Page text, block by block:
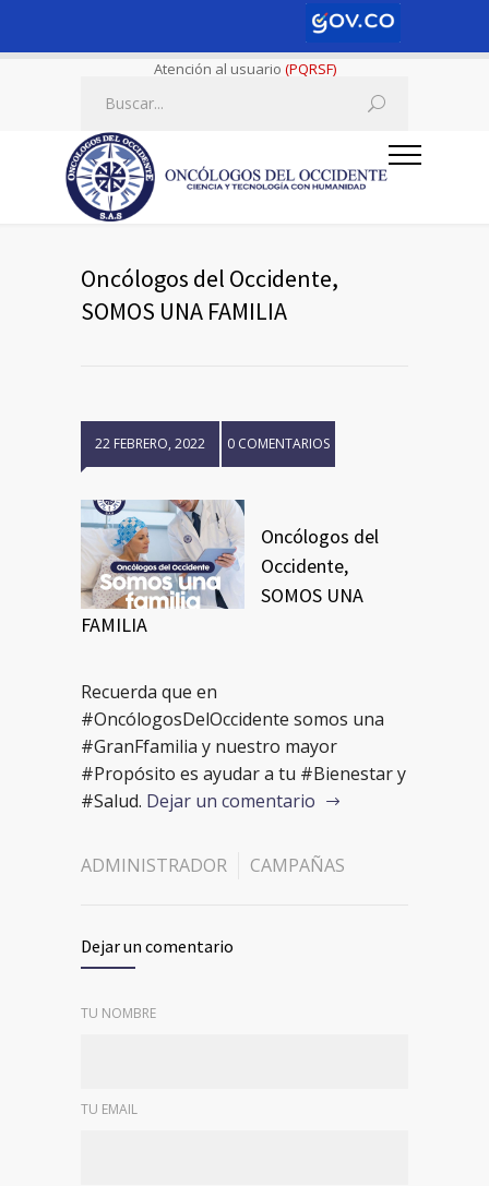
Atención al usuario (PQRSF)
Oncólogos del Occidente,
SOMOS UNA FAMILIA
22 FEBRERO, 2022 0 COMENTARIOS
Oncólogos del
Occidente,
SOMOS UNA
FAMILIA
Recuerda que en
#OncólogosDelOccidente somos una
#GranFfamilia y nuestro mayor
#Propósito es ayudar a tu #Bienestar y
#Salud. Dejar un comentario
ADMINISTRADOR CAMPAÑAS
Dejar un comentario
TU NOMBRE
TU EMAIL